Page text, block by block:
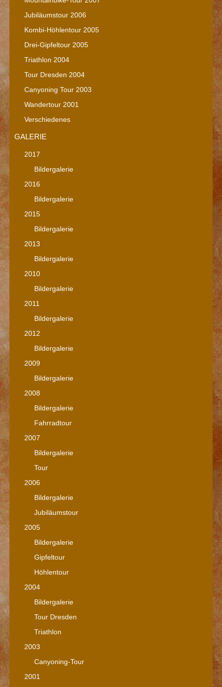
Jubiläumstour 2006
Kombi-Höhlentour 2005
Drei-Gipfeltour 2005
Triathlon 2004
Tour Dresden 2004
Canyoning Tour 2003
Wandertour 2001
Verschiedenes
GALERIE
2017
Bildergalerie
2016
Bildergalerie
2015
Bildergalerie
2013
Bildergalerie
2010
Bildergalerie
2011
Bildergalerie
2012
Bildergalerie
2009
Bildergalerie
2008
Bildergalerie
Fahrradtour
2007
Bildergalerie
Tour
2006
Bildergalerie
Jubiläumstour
2005
Bildergalerie
Gipfeltour
Höhlentour
2004
Bildergalerie
Tour Dresden
Triathlon
2003
Canyoning-Tour
2001